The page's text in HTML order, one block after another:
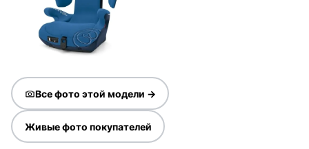
Все фото этой модели →
Живые фото покупателей